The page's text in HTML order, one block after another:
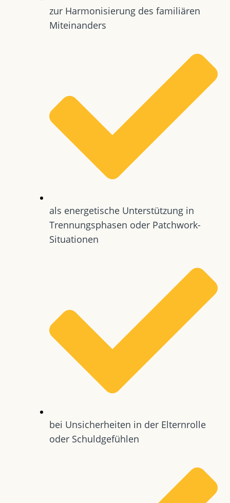
zur Harmonisierung des familiären
Miteinanders
als energetische Unterstützung in
Trennungsphasen oder Patchwork-
Situationen
bei Unsicherheiten in der Elternrolle
oder Schuldgefühlen